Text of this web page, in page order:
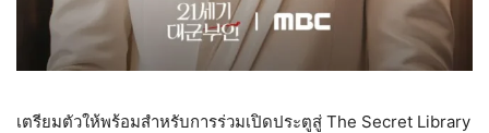
เตรียมตัวให้พร้อมสำหรับการร่วมเปิดประตูสู่ The Secret Library